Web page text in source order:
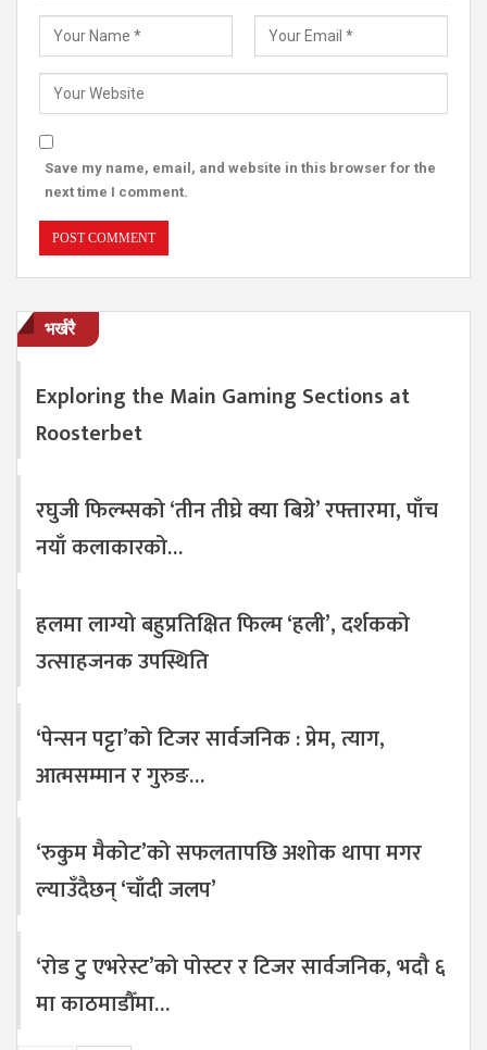
Save my name, email, and website in this browser for the
next time I comment.
भर्खरै
Exploring the Main Gaming Sections at
Roosterbet
रघुजी फिल्म्सको ‘तीन तीघ्रे क्या बिग्रे’ रफ्तारमा, पाँच
नयाँ कलाकारको…
हलमा लाग्यो बहुप्रतिक्षित फिल्म ‘हली’, दर्शकको
उत्साहजनक उपस्थिति
‘पेन्सन पट्टा’को टिजर सार्वजनिक : प्रेम, त्याग,
आत्मसम्मान र गुरुङ…
‘रुकुम मैकोट’को सफलतापछि अशोक थापा मगर
ल्याउँदैछन् ‘चाँदी जलप’
‘रोड टु एभरेस्ट’को पोस्टर र टिजर सार्वजनिक, भदौ ६
मा काठमाडौँमा…